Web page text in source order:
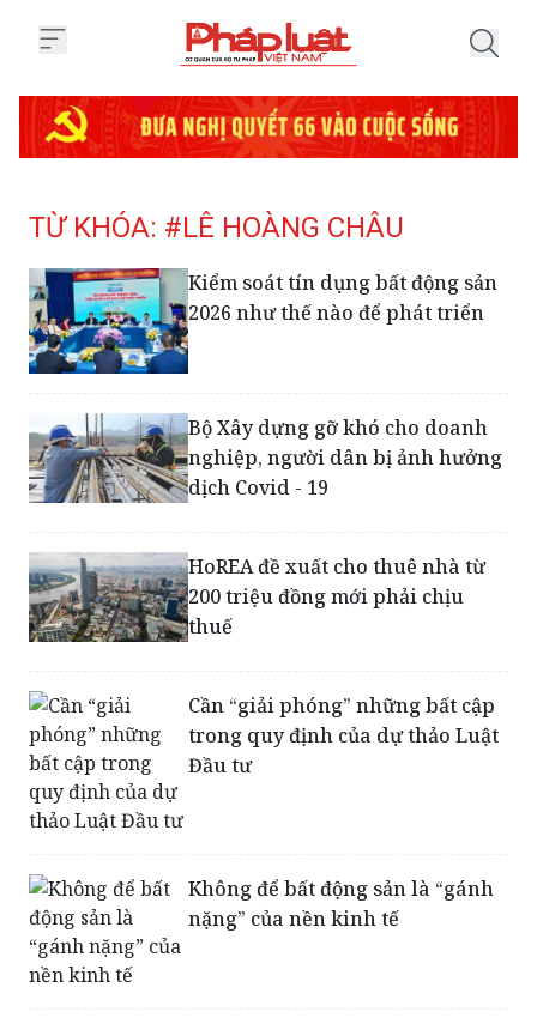
TỪ KHÓA: #LÊ HOÀNG CHÂU
Kiểm soát tín dụng bất động sản
2026 như thế nào để phát triển
Bộ Xây dựng gỡ khó cho doanh
nghiệp, người dân bị ảnh hưởng
dịch Covid - 19
HoREA đề xuất cho thuê nhà từ
200 triệu đồng mới phải chịu
thuế
Cần “giải phóng” những bất cập
trong quy định của dự thảo Luật
Đầu tư
Không để bất động sản là “gánh
nặng” của nền kinh tế